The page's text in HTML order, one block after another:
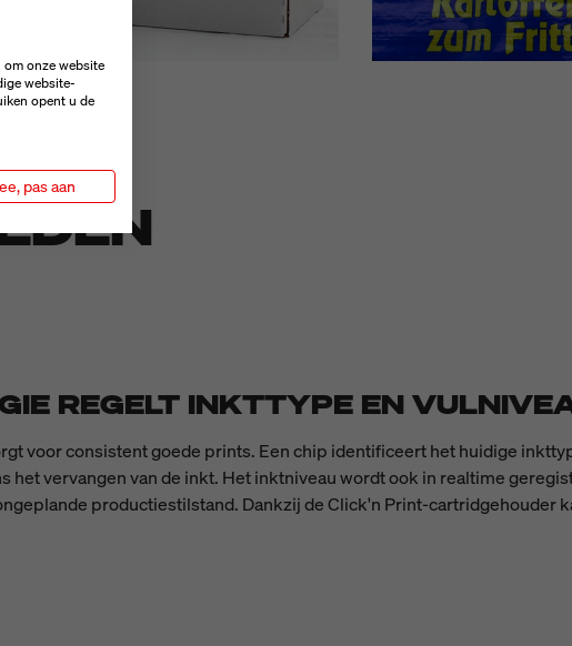
REGELT INKTTYPE EN
voor consistent goede prints. Een chip identificeert het huidige
het vervangen van de inkt. Het inktniveau wordt ook in realtime
productiestilstand. Dankzij de Click'n Print-cartridgehouder
om onze website
website-
opent u de
pas aan